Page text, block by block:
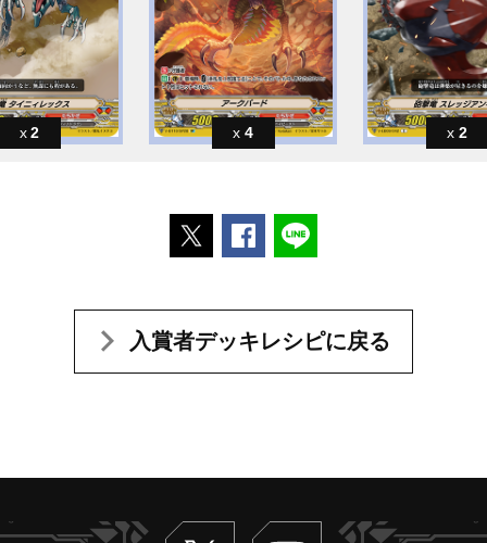
2 4 2
ポストするFacebookでシェアする
入賞者デッキレシピに戻る
Twitter ヴァンガードch